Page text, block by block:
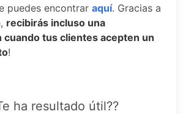
puedes encontrar aquí. Gracias a
recibirás incluso una
cuando tus clientes acepten un
!
ha resultado útil??